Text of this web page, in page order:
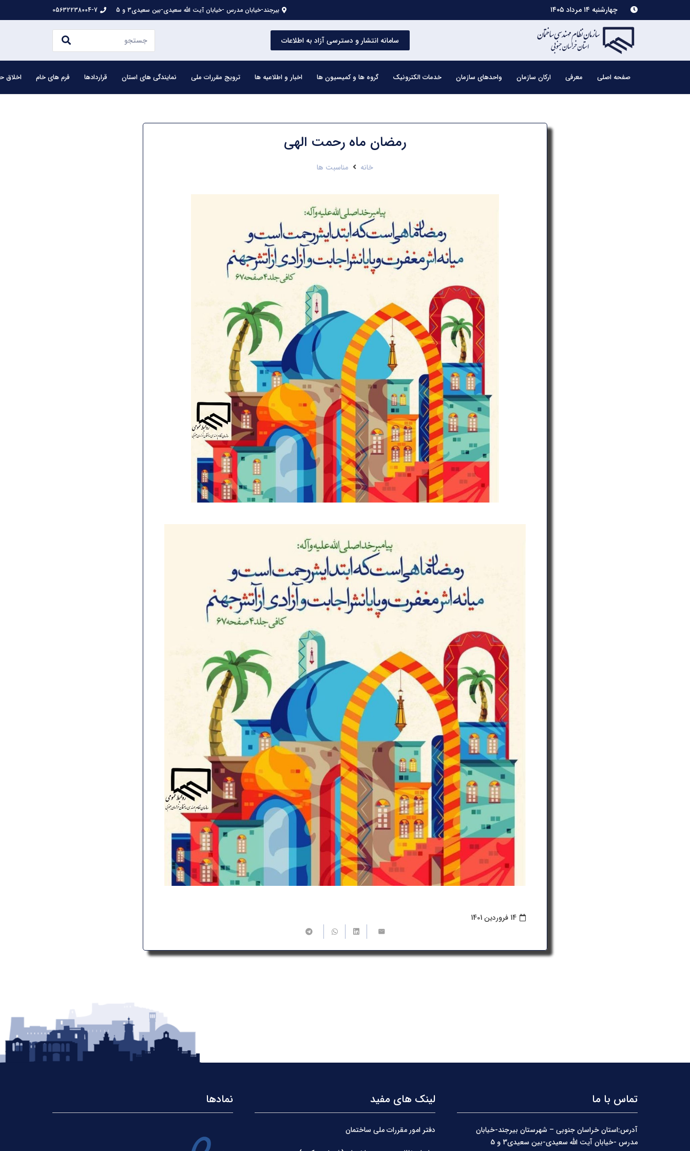
چهارشنبه ۱۴ مرداد ۱۴۰۵ بیرجند-خیابان مدرس -خیابان آیت الله سعیدی-بین سعیدی3 و 5 05632238004-7
سامانه انتشار و دسترسی آزاد به اطلاعات
صفحه اصلی معرفی ارکان سازمان واحدهای سازمان خدمات الکترونیک گروه ها و کمیسیون ها اخبار و اطلاعیه ها ترویج مقررات ملی نمایندگی های استان قراردادها فرم های خام اخلاق
رمضان ماه رحمت الهی
خانه مناسبت ها
14 فروردین 1401
تماس با ما
آدرس:استان خراسان جنوبی – شهرستان بیرجند-خیابان
لینک های مفید
دفتر امور مقررات ملی ساختمان
نمادها